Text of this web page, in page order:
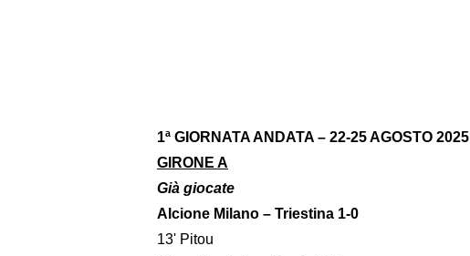
1ª GIORNATA ANDATA – 22-25 AGOSTO 2025
GIRONE A
Già giocate
Alcione Milano – Triestina 1-0
13' Pitou